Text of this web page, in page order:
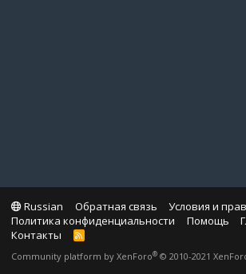
Russian Обратная связь
Условия и
Политика конфиденциальности
Помощь
Контакты
R
S
Community platform by XenForo® © 2010-2021